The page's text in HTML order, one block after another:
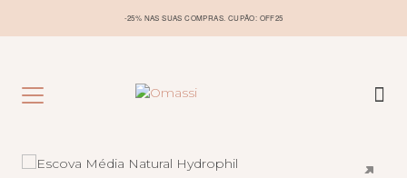
-25% NAS SUAS COMPRAS. CUPÃO: OFF25